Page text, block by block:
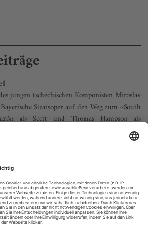
jungen tschechischen Komponisten Miroslav
Staatsoper auf den Weg zum «South
als Scott und Thomas Hampson als
ins ewige Eis. Die Expedition wird geleitet von
Neuenfels
Erst eines. Ein Ganzton, dann ein
und leise gehalten. Dann kommen
sich unter die Gesangsphrase
seinen eigenen Rhythmus, seine eigene
seine eigene chromatische Linie. Alle
notiert, im Bassschlüssel. Sechs